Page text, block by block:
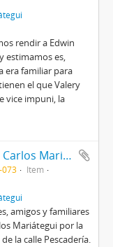
rendir a Edwin
estimamos es,
era familiar para
el que Valery
vice impuni, la
Cortejo fúnebre de José Carlos Mariátegui por la Plaza de Armas
073
Item
amigos y familiares
Mariátegui por la
la calle Pescadería.